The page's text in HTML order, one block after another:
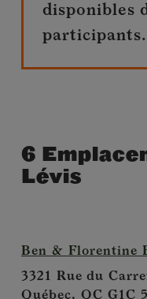
disponibles
participants.
6
Lévis
Ben & Florentine
3321 Rue du
Québec, QC G1C